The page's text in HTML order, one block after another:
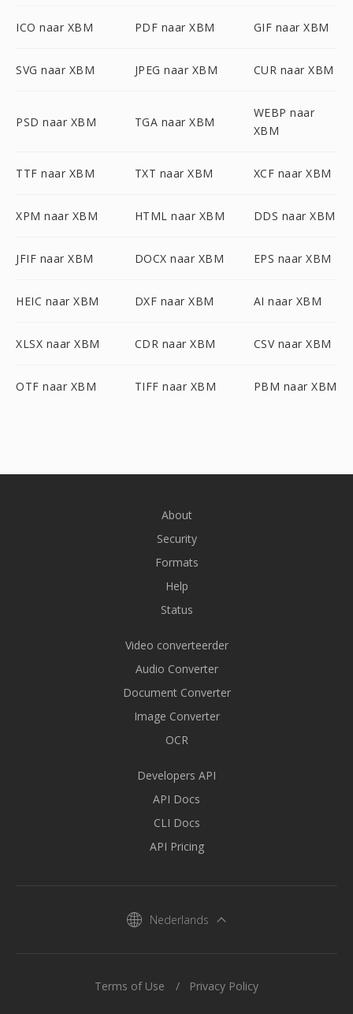
ICO naar XBM PDF naar XBM GIF naar XBM
SVG naar XBM JPEG naar XBM CUR naar XBM
PSD naar XBM TGA naar XBM
WEBP naar
XBM
TTF naar XBM TXT naar XBM XCF naar XBM
XPM naar XBM HTML naar XBM DDS naar XBM
JFIF naar XBM DOCX naar XBM EPS naar XBM
HEIC naar XBM DXF naar XBM AI naar XBM
XLSX naar XBM CDR naar XBM CSV naar XBM
OTF naar XBM TIFF naar XBM PBM naar XBM
About
Security
Formats
Help
Status
Video converteerder
Audio Converter
Document Converter
Image Converter
OCR
Developers API
API Docs
CLI Docs
API Pricing
Nederlands
Terms of Use Privacy Policy